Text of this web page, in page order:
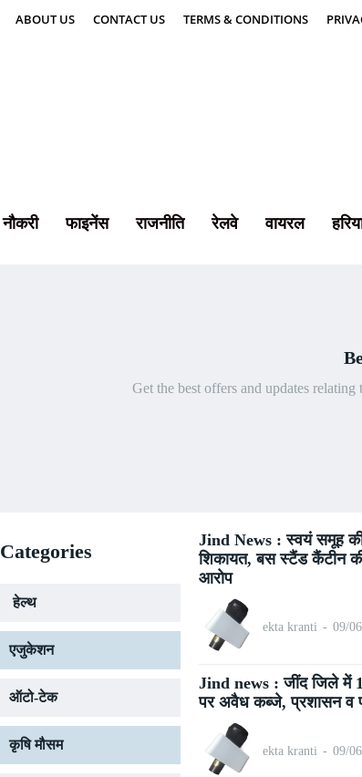
ABOUT US CONTACT US TERMS & CONDITIONS
नौकरी फाइनेंस राजनीति रेलवे वायरल
Get the best offers and updates
Categories
हेल्थ
एजुकेशन
ऑटो-टेक
कृषि मौसम
Jind News : स्वयं समूह की
शिकायत, बस स्टैंड कैंटीन
आरोप
ekta kranti - 09/
Jind news : जींद जिले में
पर अवैध कब्जे, प्रशासन व
ekta kranti - 09/